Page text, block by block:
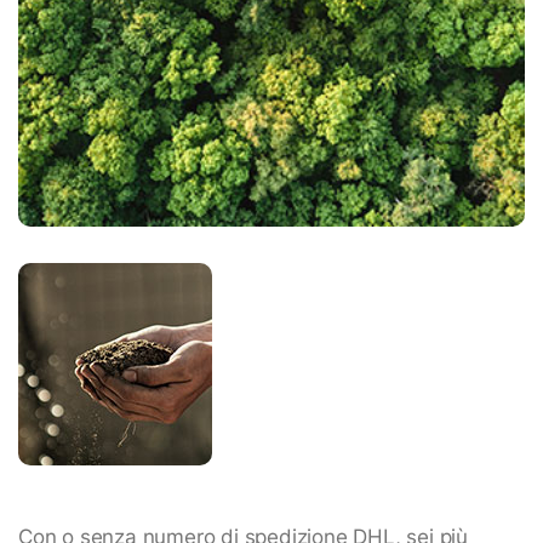
Con o senza numero di spedizione DHL, sei più